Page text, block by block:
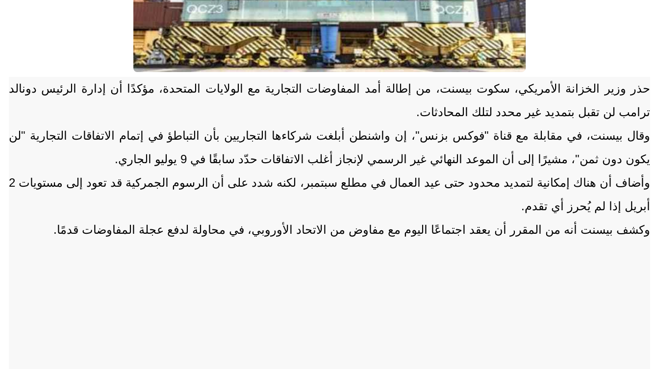
حذر وزير الخزانة الأمريكي، سكوت بيسنت، من إطالة أمد المفاوضات التجارية مع الولايات المتحدة، مؤكدًا أن إدارة الرئيس دونالد
ترامب لن تقبل بتمديد غير محدد لتلك المحادثات.
وقال بيسنت، في مقابلة مع قناة "فوكس بزنس"، إن واشنطن أبلغت شركاءها التجاريين بأن التباطؤ في إتمام الاتفاقات التجارية "لن
يكون دون ثمن"، مشيرًا إلى أن الموعد النهائي غير الرسمي لإنجاز أغلب الاتفاقات حدّد سابقًا في 9 يوليو الجاري.
وأضاف أن هناك إمكانية لتمديد محدود حتى عيد العمال في مطلع سبتمبر، لكنه شدد على أن الرسوم الجمركية قد تعود إلى مستويات 2
أبريل إذا لم يُحرز أي تقدم.
وكشف بيسنت أنه من المقرر أن يعقد اجتماعًا اليوم مع مفاوض من الاتحاد الأوروبي، في محاولة لدفع عجلة المفاوضات قدمًا.